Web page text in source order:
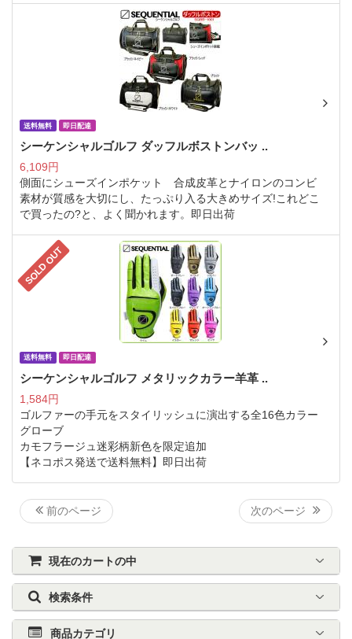
送料無料 即日配達
シーケンシャルゴルフ ダッフルボストンバッ ..
6,109円
側面にシューズインポケット 合成皮革とナイロンのコンビ
素材が質感を大切にし、たっぷり入る大きめサイズ!これどこ
で買ったの?と、よく聞かれます。即日出荷
SOLD OUT
送料無料 即日配達
シーケンシャルゴルフ メタリックカラー羊革 ..
1,584円
ゴルファーの手元をスタイリッシュに演出する全16色カラー
グローブ
カモフラージュ迷彩柄新色を限定追加
【ネコポス発送で送料無料】即日出荷
前のページ 次のページ
現在のカートの中
検索条件
商品カテゴリ